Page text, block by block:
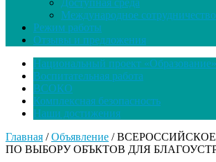
Доступная среда
Международное сотрудничество
Режим работы
Отзывы и предложения
Национальный проект «Образование»
Воспитательная работа
ВСОКО
Комплексная безопасность
Наши достижения
Главная /Объявление /
ПО ВЫБОРУ ОБЪКТОВ ДЛЯ